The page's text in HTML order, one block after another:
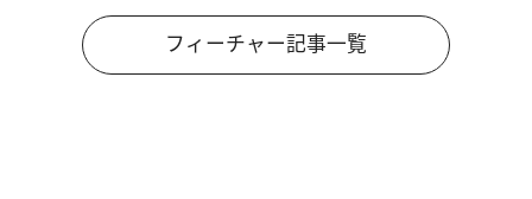
フィーチャー記事一覧